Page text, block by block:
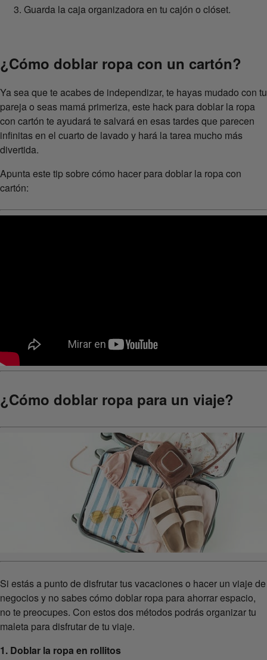
Guarda la caja organizadora en tu cajón o clóset.
¿Cómo doblar ropa con un cartón?
Ya sea que te acabes de independizar, te hayas mudado con tu
pareja o seas mamá primeriza, este hack para doblar la ropa
con cartón te ayudará te salvará en esas tardes que parecen
infinitas en el cuarto de lavado y hará la tarea mucho más
divertida.
Apunta este tip sobre cómo hacer para doblar la ropa con
cartón:
¿Cómo doblar ropa para un viaje?
Si estás a punto de disfrutar tus vacaciones o hacer un viaje de
negocios y no sabes cómo doblar ropa para ahorrar espacio,
no te preocupes. Con estos dos métodos podrás organizar tu
maleta para disfrutar de tu viaje.
1. Doblar la ropa en rollitos